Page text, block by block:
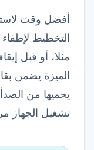
أفضل وقت
التخطيط
مثلا، أو قبل
الميزة يضمن
يحميها من
تشغيل الجهاز